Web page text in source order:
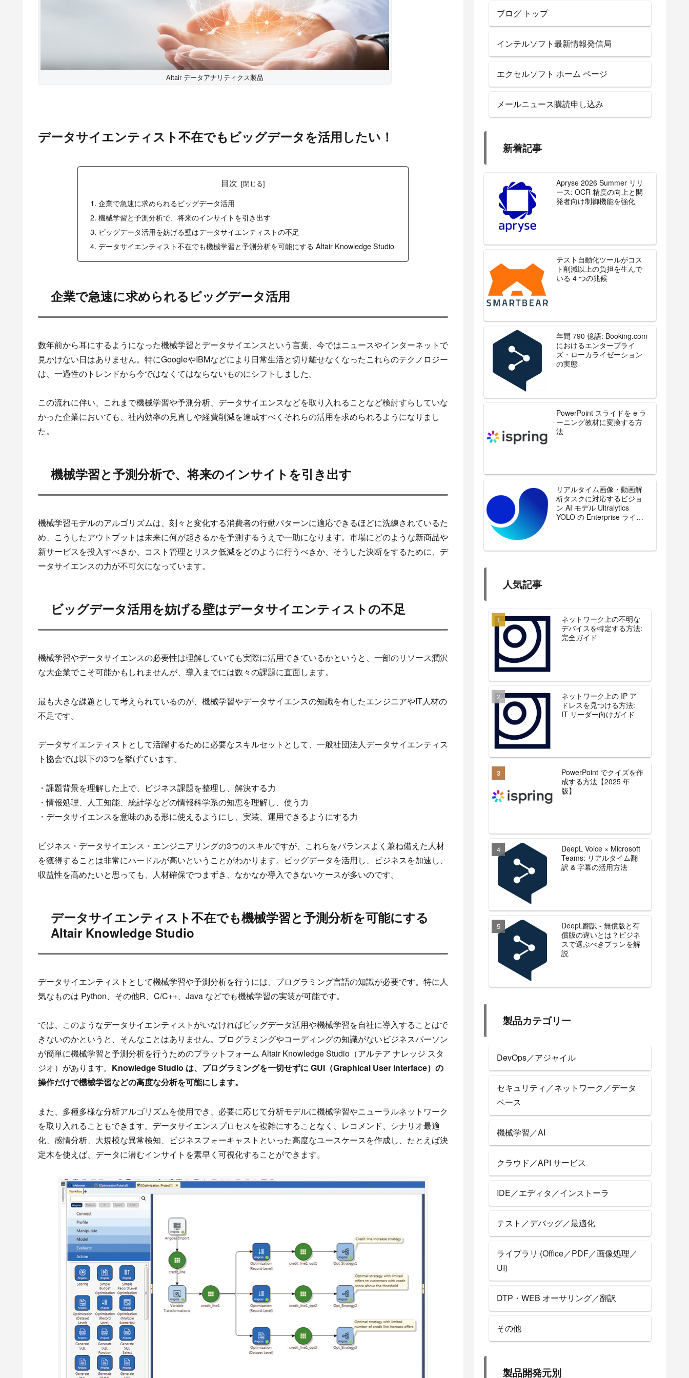
Altair データアナリティクス製品
データサイエンティスト不在でもビッグデータを活用したい！
目次
企業で急速に求められるビッグデータ活用
機械学習と予測分析で、将来のインサイトを引き出す
ビッグデータ活用を妨げる壁はデータサイエンティストの不足
データサイエンティスト不在でも機械学習と予測分析を可能にする Altair Knowledge Studio
企業で急速に求められるビッグデータ活用
数年前から耳にするようになった機械学習とデータサイエンスという言葉、今ではニュースやインターネットで
見かけない日はありません。特にGoogleやIBMなどにより日常生活と切り離せなくなったこれらのテクノロジー
は、一過性のトレンドから今ではなくてはならないものにシフトしました。
この流れに伴い、これまで機械学習や予測分析、データサイエンスなどを取り入れることなど検討すらしていな
かった企業においても、社内効率の見直しや経費削減を達成すべくそれらの活用を求められるようになりまし
た。
機械学習と予測分析で、将来のインサイトを引き出す
機械学習モデルのアルゴリズムは、刻々と変化する消費者の行動パターンに適応できるほどに洗練されているた
め、こうしたアウトプットは未来に何が起きるかを予測するうえで一助になります。市場にどのような新商品や
新サービスを投入すべきか、コスト管理とリスク低減をどのように行うべきか、そうした決断をするために、デ
ータサイエンスの力が不可欠になっています。
ビッグデータ活用を妨げる壁はデータサイエンティストの不足
機械学習やデータサイエンスの必要性は理解していても実際に活用できているかというと、一部のリソース潤沢
な大企業でこそ可能かもしれませんが、導入までには数々の課題に直面します。
最も大きな課題として考えられているのが、機械学習やデータサイエンスの知識を有したエンジニアやIT人材の
不足です。
データサイエンティストとして活躍するために必要なスキルセットとして、一般社団法人データサイエンティス
ト協会では以下の3つを挙げています。
・課題背景を理解した上で、ビジネス課題を整理し、解決する力
・情報処理、人工知能、統計学などの情報科学系の知恵を理解し、使う力
・データサイエンスを意味のある形に使えるようにし、実装、運用できるようにする力
ビジネス・データサイエンス・エンジニアリングの3つのスキルですが、これらをバランスよく兼ね備えた人材
を獲得することは非常にハードルが高いということがわかります。ビッグデータを活用し、ビジネスを加速し、
収益性を高めたいと思っても、人材確保でつまずき、なかなか導入できないケースが多いのです。
データサイエンティスト不在でも機械学習と予測分析を可能にする
Altair Knowledge Studio
データサイエンティストとして機械学習や予測分析を行うには、プログラミング言語の知識が必要です。特に人
気なものは Python、その他R、C/C++、Java などでも機械学習の実装が可能です。
では、このようなデータサイエンティストがいなければビッグデータ活用や機械学習を自社に導入することはで
きないのかというと、そんなことはありません。プログラミングやコーディングの知識がないビジネスパーソン
が簡単に機械学習と予測分析を行うためのプラットフォーム Altair Knowledge Studio（アルテア ナレッジ スタ
ジオ）があります。 Knowledge Studio は、プログラミングを一切せずに GUI（Graphical User Interface）の
操作だけで機械学習などの高度な分析を可能にします。
また、多種多様な分析アルゴリズムを使用でき、必要に応じて分析モデルに機械学習やニューラルネットワーク
を取り入れることもできます。データサイエンスプロセスを複雑にすることなく、レコメンド、シナリオ最適
化、感情分析、大規模な異常検知、ビジネスフォーキャストといった高度なユースケースを作成し、たとえば決
定木を使えば、データに潜むインサイトを素早く可視化することができます。
ブログ トップ
インテルソフト最新情報発信局
エクセルソフト ホーム ページ
メールニュース購読申し込み
新着記事
Apryse 2026 Summer リリ
ース: OCR 精度の向上と開
発者向け制御機能を強化
テスト自動化ツールがコス
ト削減以上の負担を生んで
いる 4 つの兆候
年間 790 億語: Booking.com
におけるエンタープライ
ズ・ローカライゼーション
の実態
PowerPoint スライドを e ラ
ーニング教材に変換する方
法
リアルタイム画像・動画解
析タスクに対応するビジョ
ン AI モデル Ultralytics
YOLO の Enterprise ライセ
人気記事
ネットワーク上の不明な
デバイスを特定する方法:
完全ガイド
ネットワーク上の IP ア
ドレスを見つける方法:
IT リーダー向けガイド
PowerPoint でクイズを作
成する方法【2025 年
版】
DeepL Voice × Microsoft
Teams: リアルタイム翻
訳 & 字幕の活用方法
DeepL翻訳 - 無償版と有
償版の違いとは？ビジネ
スで選ぶべきプランを解
説
製品カテゴリー
DevOps／アジャイル
セキュリティ／ネットワーク／データ
ベース
機械学習／AI
クラウド／API サービス
IDE／エディタ／インストーラ
テスト／デバッグ／最適化
ライブラリ (Office／PDF／画像処理／
UI)
DTP・WEB オーサリング／翻訳
その他
製品開発元別